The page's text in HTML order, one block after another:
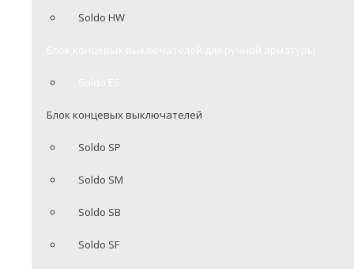
Soldo HW
Блок концевых выключателей
Soldo SP
Soldo SM
Soldo SB
Soldo SF